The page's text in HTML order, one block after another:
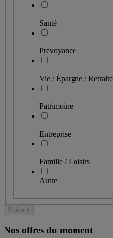
Santé
Prévoyance
Vie / Épargne / Retraite
Patrimoine
Entreprise
Famille / Loisirs
Autre
Suivant
Nos offres du moment